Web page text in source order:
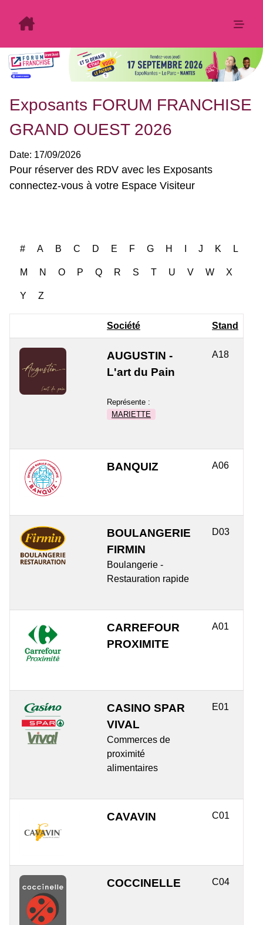
Exposants FORUM FRANCHISE
GRAND OUEST 2026
Date: 17/09/2026
# A B C D E F G H J K L
M N O P Q R S T U V W X
Y Z
Société Stand
AUGUSTIN -
L'art du Pain
Représente :
MARIETTE
A18
BANQUIZ A06
BOULANGERIE
FIRMIN
Boulangerie -
Restauration rapide
D03
CARREFOUR
PROXIMITE
A01
CASINO SPAR
VIVAL
Commerces de
proximité
alimentaires
E01
CAVAVIN C01
COCCINELLE C04